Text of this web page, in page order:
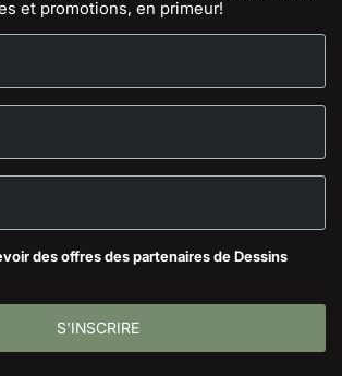
et promotions, en primeur!
des offres des partenaires de Dessins
S'INSCRIRE